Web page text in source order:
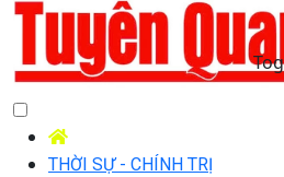
THỜI SỰ - CHÍNH TRỊ